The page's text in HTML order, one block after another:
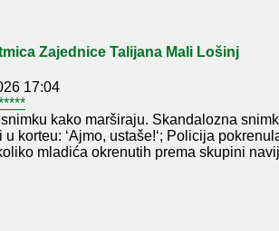
Zajednice Talijana Mali Lošinj
17:04
kako marširaju. Skandalozna
u korteu: ‘Ajmo, ustaše!‘; Policija
mladića okrenutih prema skupini